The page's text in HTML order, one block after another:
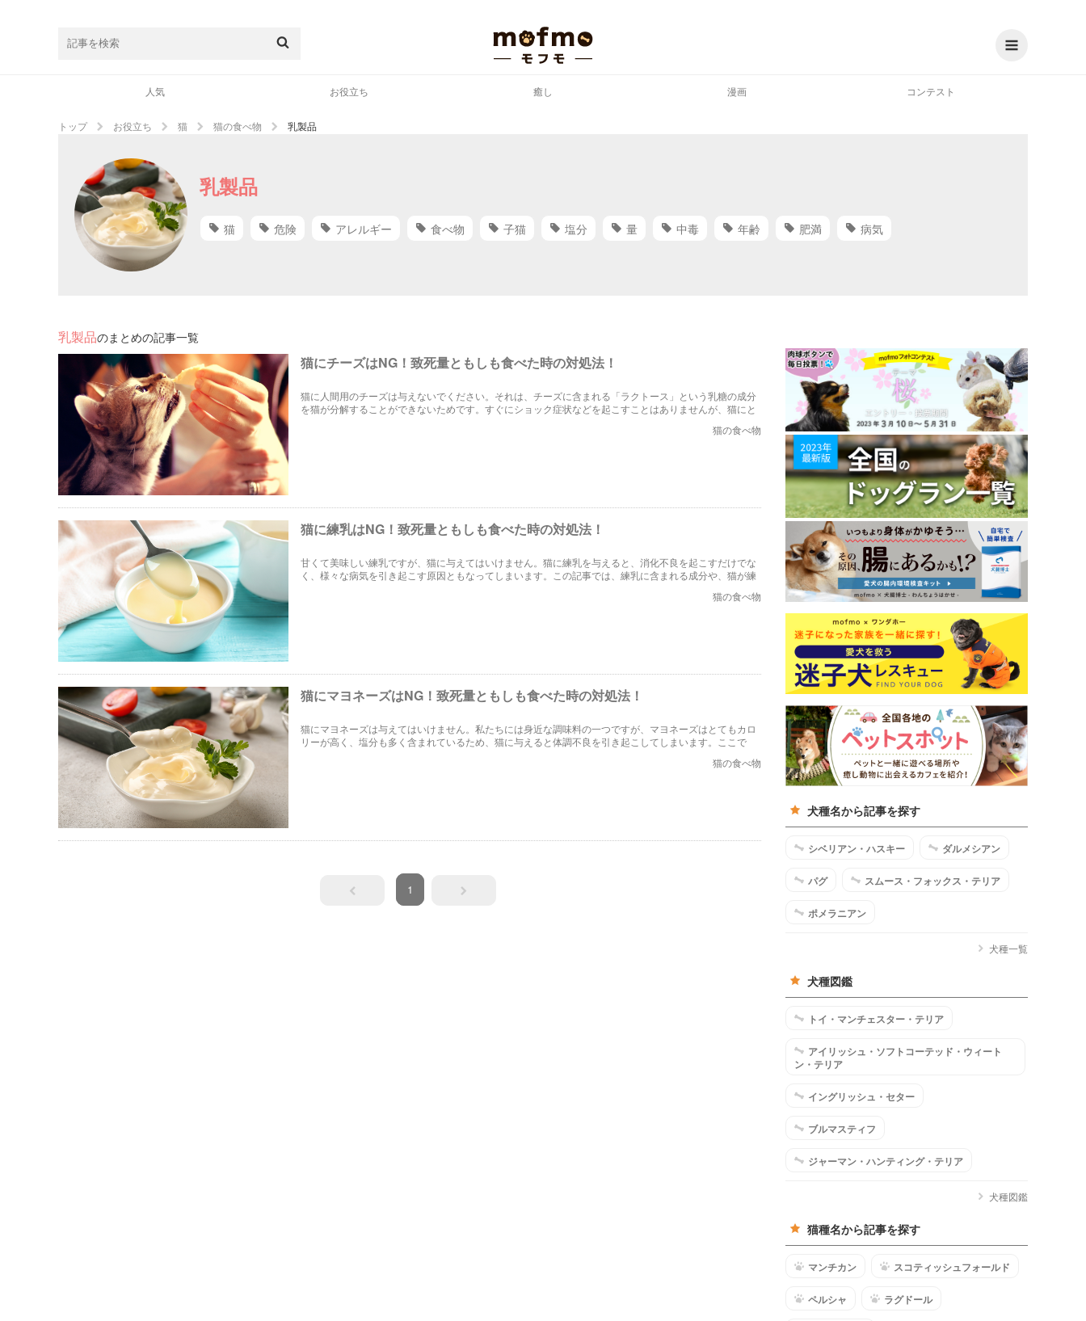
人気 お役立ち 癒し 漫画 コンテスト
トップ お役立ち 猫 猫の食べ物 乳製品
乳製品
猫 危険 アレルギー 食べ物 子猫 塩分 量 中毒 年齢 肥満 病気
乳製品のまとめの記事一覧
猫にチーズはNG！致死量ともしも食べた時の対処法！
猫に人間用のチーズは与えないでください。それは、チーズに含まれる「ラクトース」という乳糖の成分
を猫が分解することができないためです。すぐにショック症状などを起こすことはありませんが、猫にと
猫の食べ物
猫に練乳はNG！致死量ともしも食べた時の対処法！
甘くて美味しい練乳ですが、猫に与えてはいけません。猫に練乳を与えると、消化不良を起こすだけでな
く、様々な病気を引き起こす原因ともなってしまいます。この記事では、練乳に含まれる成分や、猫が練
猫の食べ物
猫にマヨネーズはNG！致死量ともしも食べた時の対処法！
猫にマヨネーズは与えてはいけません。私たちには身近な調味料の一つですが、マヨネーズはとてもカロ
リーが高く、塩分も多く含まれているため、猫に与えると体調不良を引き起こしてしまいます。ここで
猫の食べ物
1
犬種名から記事を探す
シベリアン・ハスキー ダルメシアン
パグ スムース・フォックス・テリア
ポメラニアン
犬種一覧
犬種図鑑
トイ・マンチェスター・テリア
アイリッシュ・ソフトコーテッド・ウィート
ン・テリア
イングリッシュ・セター
ブルマスティフ
ジャーマン・ハンティング・テリア
犬種図鑑
猫種名から記事を探す
マンチカン スコティッシュフォールド
ペルシャ ラグドール